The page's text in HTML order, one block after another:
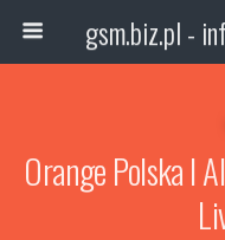
Orange Polska I